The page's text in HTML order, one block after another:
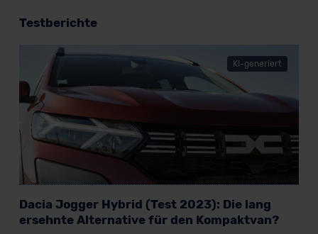
Testberichte
KI-generiert
Dacia Jogger Hybrid (Test 2023): Die lang
ersehnte Alternative für den Kompaktvan?